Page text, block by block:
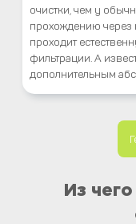
очистки, чем у
прохождению через
проходит
фильтрации. А
дополнительным
Из